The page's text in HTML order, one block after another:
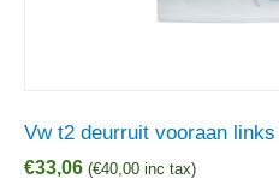
Vw t2 deurruit vooraan links
€33,06 (€40,00 inc tax)